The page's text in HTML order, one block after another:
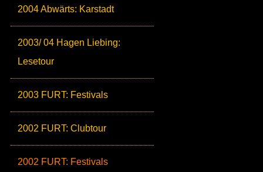
2004 Abwärts: Karstadt
2003/ 04 Hagen Liebing:
Lesetour
2003 FURT: Festivals
2002 FURT: Clubtour
2002 FURT: Festivals